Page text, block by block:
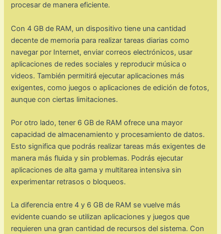
procesar de manera eficiente.
Con 4 GB de RAM, un dispositivo tiene una cantidad
decente de memoria para realizar tareas diarias como
navegar por Internet, enviar correos electrónicos, usar
aplicaciones de redes sociales y reproducir música o
videos. También permitirá ejecutar aplicaciones más
exigentes, como juegos o aplicaciones de edición de fotos,
aunque con ciertas limitaciones.
Por otro lado, tener 6 GB de RAM ofrece una mayor
capacidad de almacenamiento y procesamiento de datos.
Esto significa que podrás realizar tareas más exigentes de
manera más fluida y sin problemas. Podrás ejecutar
aplicaciones de alta gama y multitarea intensiva sin
experimentar retrasos o bloqueos.
La diferencia entre 4 y 6 GB de RAM se vuelve más
evidente cuando se utilizan aplicaciones y juegos que
requieren una gran cantidad de recursos del sistema. Con